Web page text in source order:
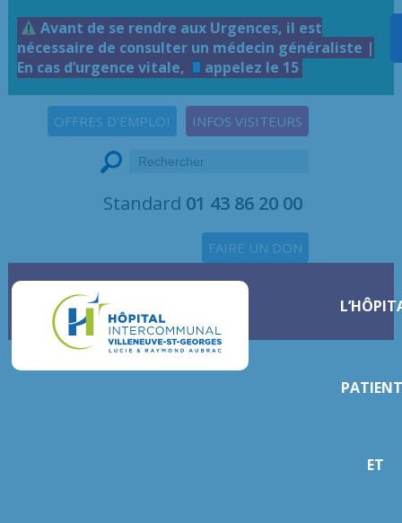
Avant de se rendre aux Urgences, il est
nécessaire de consulter un médecin généraliste |
En cas d’urgence vitale,
appelez le 15
INFOS VISITEURS
OFFRES D'EMPLOI
Standard 01 43 86 20 00
FAIRE UN DON
ET